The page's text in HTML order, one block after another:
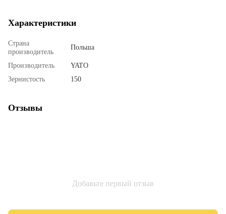
Характеристики
Страна
производитель
Польша
Производитель
YATO
Зернистость
150
Отзывы
Добавьте первый отзыв